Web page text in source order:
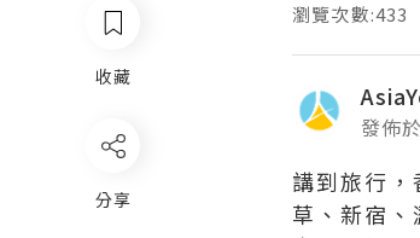
收藏
分享
瀏覽次數:433
發佈
講到旅行
草、新宿